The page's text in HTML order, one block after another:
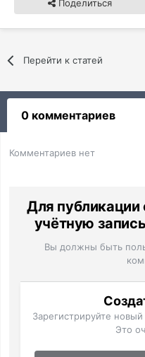
Поделиться
Перейти к статей
0 комментариев
Комментариев нет
Для публикации
учётную
Вы должны быть
Зарегистрируйте
Это